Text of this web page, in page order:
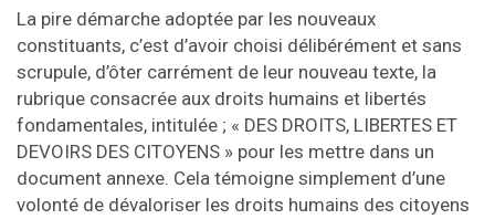
La pire démarche adoptée par les nouveaux
constituants, c’est d’avoir choisi délibérément et sans
scrupule, d’ôter carrément de leur nouveau texte, la
rubrique consacrée aux droits humains et libertés
fondamentales, intitulée ; « DES DROITS, LIBERTES ET
DEVOIRS DES CITOYENS » pour les mettre dans un
document annexe. Cela témoigne simplement d’une
volonté de dévaloriser les droits humains des citoyens